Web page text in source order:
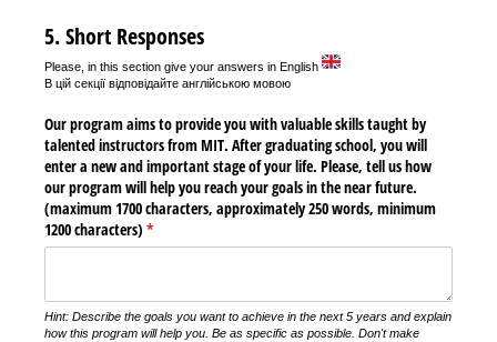
5. Short Responses
Please, in this section give your answers in English
В цій секції відповідайте англійською мовою
Our program aims to provide you with valuable skills taught by
talented instructors from MIT. After graduating school, you will
enter a new and important stage of your life. Please, tell us how
our program will help you reach your goals in the near future.
(maximum 1700 characters, approximately 250 words, minimum
1200 characters) *
(required)
Hint: Describe the goals you want to achieve in the next 5 years and explain
how this program will help you. Be as specific as possible. Don't make